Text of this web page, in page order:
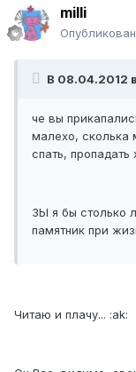
milli
В 08.04.2012
че вы
малехо, сколька
спать, пропадать
ЗЫ я бы столько
памятник при
Читаю и плачу... :ak: